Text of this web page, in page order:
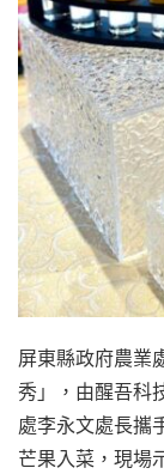
屏東縣政府農業
秀」，由醒吾科
處李永文處長攜
芒果入菜，現場